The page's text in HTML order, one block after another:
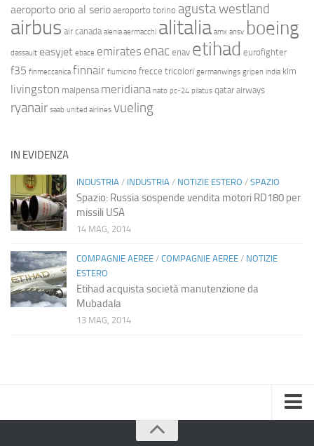
aeroporto orio al serio aeroporto torino agusta westland
airbus air canada alenia aermacchi alitalia amx ansv boeing
dassault easyjet ebace emirates enac enav etihad eurofighter
f35 finmeccanica finnair fiumicino frecce tricolori germanwings gripen india klm
livingston malpensa meridiana nato pc-24 pilatus qatar airways
ryanair saab united airlines vueling
IN EVIDENZA
INDUSTRIA / INDUSTRIA / NOTIZIE ESTERO / SPAZIO
Spazio: Russia sospende vendita motori RD180 per
missili USA
14 MAG, 2014
COMPAGNIE AEREE / COMPAGNIE AEREE / NOTIZIE
ESTERO
Etihad acquista società manutenzione da
Mubadala
13 MAG, 2014